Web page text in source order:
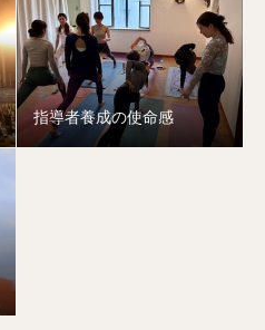
指導者養成の使命感